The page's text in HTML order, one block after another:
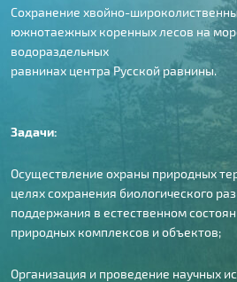
Сохранение хвойно-
южнотаежных коренных лесов на
водораздельных
равнинах центра Русской равнины.
Задачи:
Осуществление охраны природных
целях сохранения биологического
поддержания в естественном
природных комплексов и объектов;
Организация и проведение научных